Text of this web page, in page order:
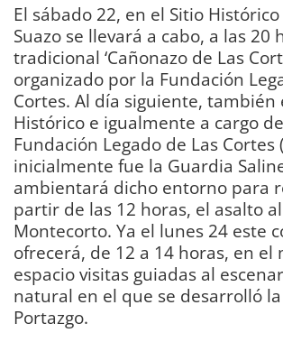
El sábado 22, en el Sitio
Suazo se llevará a cabo, a las 20
tradicional ‘Cañonazo de Las
organizado por la Fundación
Cortes. Al día siguiente, también
Histórico e igualmente a cargo
Fundación Legado de Las Cortes
inicialmente fue la Guardia
ambientará dicho entorno para
partir de las 12 horas, el asalto
Montecorto. Ya el lunes 24 este
ofrecerá, de 12 a 14 horas, en el
espacio visitas guiadas al
natural en el que se desarrolló
Portazgo.